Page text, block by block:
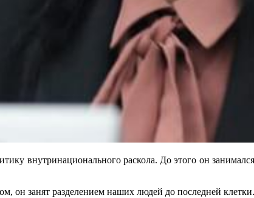
внутринационального раскола. До этого он
он занят разделением наших людей до последней клетки.